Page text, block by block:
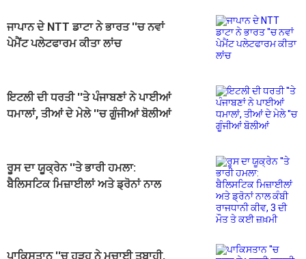
ਜਾਪਾਨ ਦੇ NTT ਡਾਟਾ ਨੇ ਭਾਰਤ ''ਚ ਨਵਾਂ
ਪੇਮੈਂਟ ਪਲੇਟਫਾਰਮ ਕੀਤਾ ਲਾਂਚ
ਇਟਲੀ ਦੀ ਧਰਤੀ ''ਤੇ ਪੰਜਾਬਣਾਂ ਨੇ ਪਾਈਆਂ
ਧਮਾਲਾਂ, ਤੀਆਂ ਦੇ ਮੇਲੇ ''ਚ ਗੂੰਜੀਆਂ ਬੋਲੀਆਂ
ਰੂਸ ਦਾ ਯੂਕ੍ਰੇਨ ''ਤੇ ਭਾਰੀ ਹਮਲਾ:
ਬੈਲਿਸਟਿਕ ਮਿਜ਼ਾਈਲਾਂ ਅਤੇ ਡ੍ਰੋਨਾਂ ਨਾਲ
ਪਾਕਿਸਤਾਨ ''ਚ ਹੜ੍ਹ ਨੇ ਮਚਾਈ ਤਬਾਹੀ,